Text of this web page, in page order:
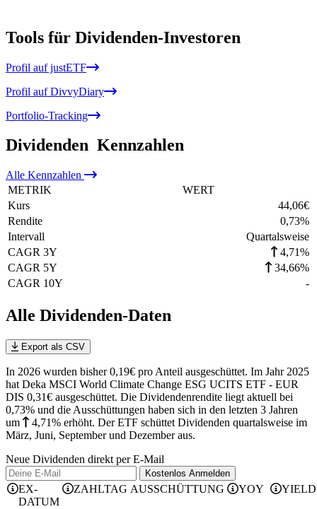
Tools für Dividenden-Investoren
Profil auf justETF
Profil auf DivvyDiary
Portfolio-Tracking
Dividenden Kennzahlen
Alle Kennzahlen
METRIK
WERT
Kurs
44,06€
Rendite
0,73%
Intervall
Quartalsweise
CAGR 3Y
4,71%
CAGR 5Y
34,66%
CAGR 10Y
-
Alle Dividenden-Daten
Export als CSV
In 2026 wurden bisher 0,19€ pro Anteil ausgeschüttet. Im Jahr 2025
hat Deka MSCI World Climate Change ESG UCITS ETF - EUR
DIS 0,31€ ausgeschüttet. Die Dividendenrendite liegt aktuell bei
0,73% und die Ausschüttungen haben sich in den letzten 3 Jahren
um
4,71% erhöht. Der ETF schüttet Dividenden quartalsweise im
März, Juni, September und Dezember aus.
Neue Dividenden direkt per E-Mail
Kostenlos Anmelden
EX-
DATUM
ZAHLTAG AUSSCHÜTTUNG YOY YIELD